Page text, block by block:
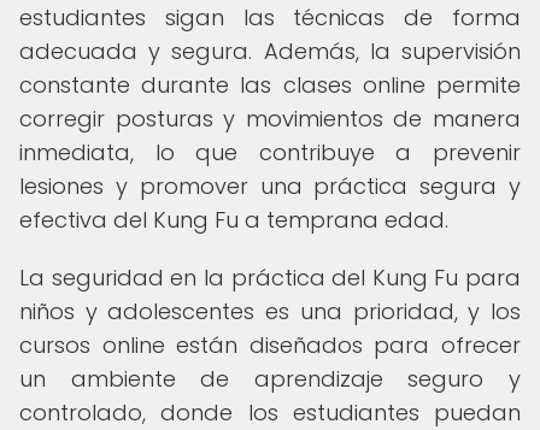
estudiantes sigan las técnicas de forma
adecuada y segura. Además, la supervisión
constante durante las clases online permite
corregir posturas y movimientos de manera
inmediata, lo que contribuye a prevenir
lesiones y promover una práctica segura y
efectiva del Kung Fu a temprana edad.
La seguridad en la práctica del Kung Fu para
niños y adolescentes es una prioridad, y los
cursos online están diseñados para ofrecer
un ambiente de aprendizaje seguro y
controlado, donde los estudiantes puedan